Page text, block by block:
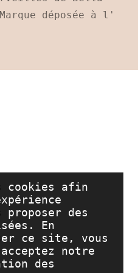
afin
des
En
ce site, vous
notre
des
r
r
r
r
à l'